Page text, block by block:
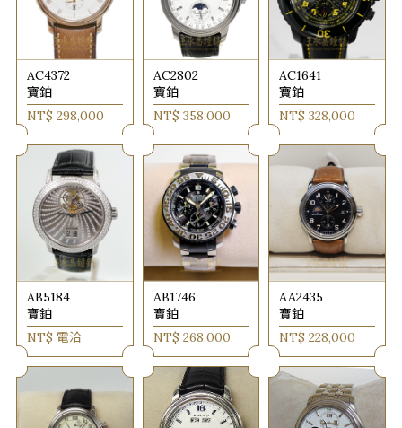
AC4372
寶鉑
NT$ 298,000
AC2802
寶鉑
NT$ 358,000
AC1641
寶鉑
NT$ 328,000
AB5184
寶鉑
NT$ 電洽
AB1746
寶鉑
NT$ 268,000
AA2435
寶鉑
NT$ 228,000